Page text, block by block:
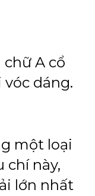
A cổ
dáng.
một loại
chí này,
lớn nhất